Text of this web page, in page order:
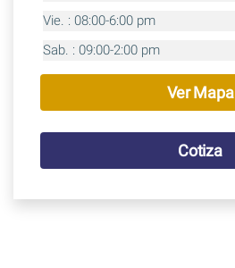
Vie. : 08:00-6:00 pm
Sab. : 09:00-2:00 pm
Ver Mapa
Cotiza